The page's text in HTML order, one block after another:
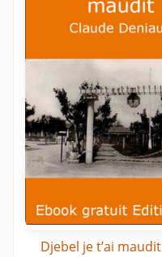
Djebel je t’ai maudit